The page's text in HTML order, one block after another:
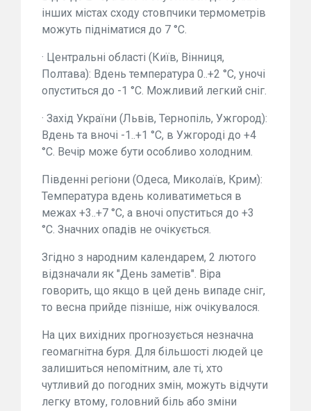
інших містах сходу стовпчики термометрів
можуть підніматися до 7 °C.
· Центральні області (Київ, Вінниця,
Полтава): Вдень температура 0..+2 °C, уночі
опуститься до -1 °C. Можливий легкий сніг.
· Захід України (Львів, Тернопіль, Ужгород):
Вдень та вночі -1..+1 °C, в Ужгороді до +4
°C. Вечір може бути особливо холодним.
Південні регіони (Одеса, Миколаїв, Крим):
Температура вдень коливатиметься в
межах +3..+7 °C, а вночі опуститься до +3
°C. Значних опадів не очікується.
Згідно з народним календарем, 2 лютого
відзначали як "День заметів". Віра
говорить, що якщо в цей день випаде сніг,
то весна прийде пізніше, ніж очікувалося.
На цих вихідних прогнозується незначна
геомагнітна буря. Для більшості людей це
залишиться непомітним, але ті, хто
чутливий до погодних змін, можуть відчути
легку втому, головний біль або зміни